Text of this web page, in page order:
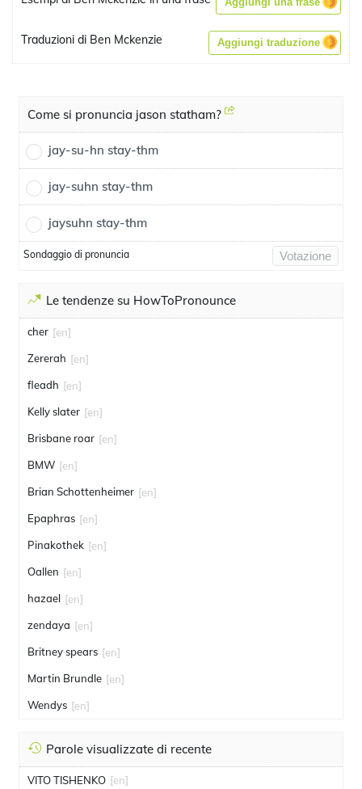
Traduzioni di Ben Mckenzie Aggiungi traduzione
Come si pronuncia jason statham?
jay-su-hn stay-thm
jay-suhn stay-thm
jaysuhn stay-thm
Sondaggio di pronuncia Votazione
Le tendenze su HowToPronounce
cher [en]
Zererah [en]
fleadh [en]
Kelly slater [en]
Brisbane roar [en]
BMW [en]
Brian Schottenheimer [en]
Epaphras [en]
Pinakothek [en]
Oallen [en]
hazael [en]
zendaya [en]
Britney spears [en]
Martin Brundle [en]
Wendys [en]
Parole visualizzate di recente
VITO TISHENKO [en]